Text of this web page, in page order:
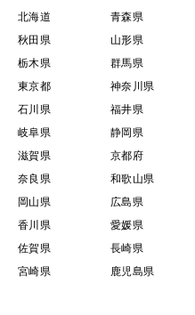
北海道 青森県
秋田県
山形県
栃木県
群馬県
東京都
神奈川県
石川県
福井県
岐阜県
静岡県
滋賀県
京都府
奈良県
和歌山県
岡山県
広島県
香川県
愛媛県
佐賀県
長崎県
宮崎県
鹿児島県